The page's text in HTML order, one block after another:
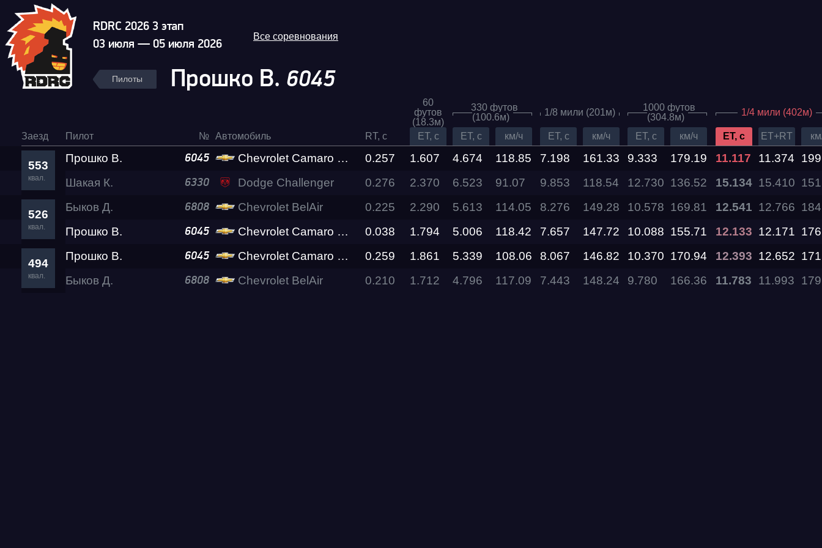
Гонка Трасса Дата проведения
RDRC Юг 6 этап
Racepark
04.10.2026
RDRC
12.09.2026 —
RDRC 2026 3 этап
03 июля — 05 июля 2026
Все соревнования
Пилоты Прошко В. 6045
60
футов
(18.3м)
330 футов
(100.6м)
1/8 мили (201м)
1000 футов
(304.8м)
1/4 мили (402м)
Заезд Пилот № Автомобиль RT, c ET, c ET, c км/ч ET, c км/ч ET, c км/ч ET, c ET+RT
553
квал.
Прошко В. 6045 Chevrolet Camaro ZL1 Tuned 0.257 1.607 4.674 118.85 7.198 161.33 9.333 179.19 11.117 11.374
Шакая К.
6330 Dodge Challenger 0.276 2.370 6.523 91.07 9.853 118.54 12.730 136.52 15.134 15.410
526
квал.
Быков Д. 6808 Chevrolet BelAir 0.225 2.290 5.613 114.05 8.276 149.28 10.578 169.81 12.541 12.766
Прошко В.
6045 Chevrolet Camaro ZL1 Tuned 0.038 1.794 5.006 118.42 7.657 147.72 10.088 155.71 12.133 12.171
494
квал.
Прошко В. 6045 Chevrolet Camaro ZL1 Tuned 0.259 1.861 5.339 108.06 8.067 146.82 10.370 170.94 12.393 12.652
Быков Д.
6808 Chevrolet BelAir 0.210 1.712 4.796 117.09 7.443 148.24 9.780 166.36 11.783 11.993